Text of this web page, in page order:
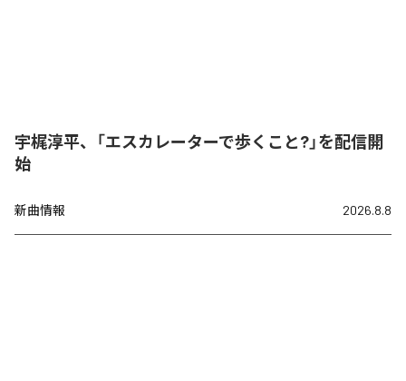
宇梶淳平、「エスカレーターで歩くこと?」を配信開
始
新曲情報 2026.8.8